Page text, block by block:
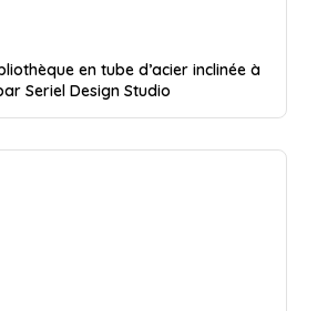
en tube d’acier inclinée à
Seriel Design Studio